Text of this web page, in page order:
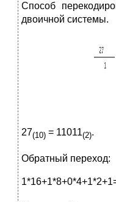
Способ
двоичной системы.
27(10) = 11011(2).
Обратный переход: